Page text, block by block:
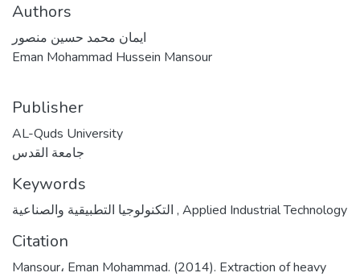
Authors
ايمان محمد حسين منصور
Eman Mohammad Hussein Mansour
Publisher
AL-Quds University
جامعة القدس
Keywords
, Applied Industrial Technology
Citation
Mansour، Eman Mohammad. (2014). Extraction of heavy